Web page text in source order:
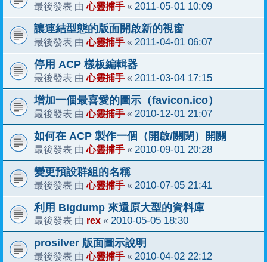
最後發表 由心靈捕手 « 2011-05-01 10:09
讓連結型態的版面開啟新的視窗
最後發表 由心靈捕手 « 2011-04-01 06:07
停用 ACP 樣板編輯器
最後發表 由心靈捕手 « 2011-03-04 17:15
增加一個最喜愛的圖示（favicon.ico）
最後發表 由心靈捕手 « 2010-12-01 21:07
如何在 ACP 製作一個（開啟/關閉）開關
最後發表 由心靈捕手 « 2010-09-01 20:28
變更預設群組的名稱
最後發表 由心靈捕手 « 2010-07-05 21:41
利用 Bigdump 來還原大型的資料庫
最後發表 由 rex « 2010-05-05 18:30
prosilver 版面圖示說明
最後發表 由心靈捕手 « 2010-04-02 22:12